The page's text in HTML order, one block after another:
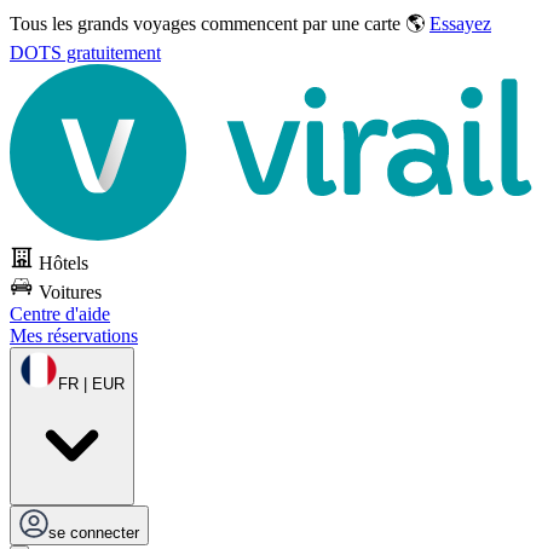
Tous les grands voyages commencent par une carte 🌎 Essayez
DOTS gratuitement
Hôtels
Voitures
Centre d'aide
Mes réservations
FR | EUR
se connecter